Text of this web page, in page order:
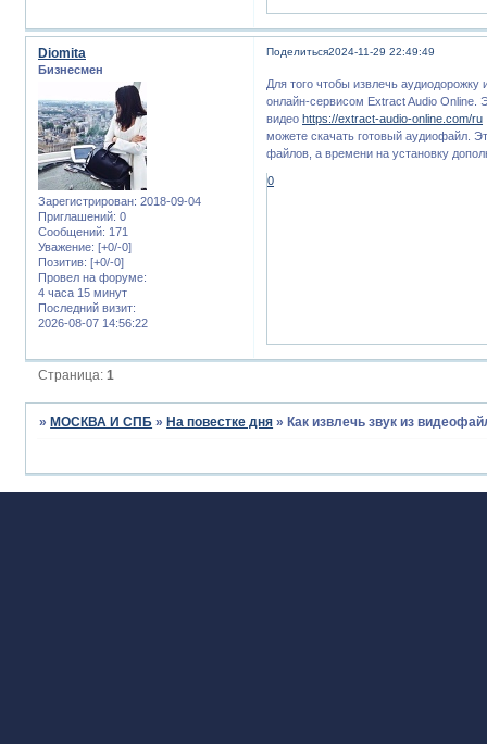
Поделиться2024-11-29 22:49:49
Diomita
Бизнесмен
Зарегистрирован: 2018-09-04
Приглашений: 0
Сообщений: 171
Уважение: [+0/-0]
Позитив: [+0/-0]
Провел на форуме:
4 часа 15 минут
Последний визит:
2026-08-07 14:56:22
Для того чтобы извлечь
онлайн-сервисом Extract Audio Online.
видео https://extract-audio-online.com/ru
можете скачать готовый аудиофайл.
файлов, а времени на установку
0
Страница:1
»МОСКВА И СПБ »На повестке дня »Как извлечь звук из